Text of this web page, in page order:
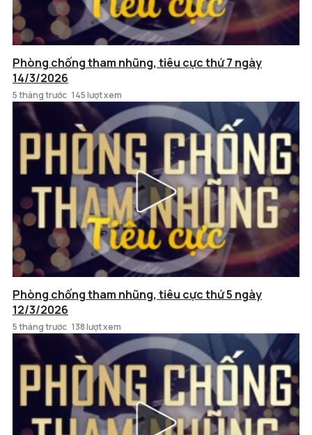
Phòng chống tham nhũng, tiêu cực thứ 7 ngày
14/3/2026
5 tháng trước 145 lượt xem
Phòng chống tham nhũng, tiêu cực thứ 5 ngày
12/3/2026
5 tháng trước 138 lượt xem